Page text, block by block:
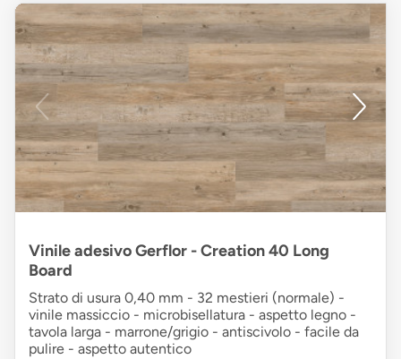
Vinile adesivo Gerflor - Creation 40 Long
Board
Strato di usura 0,40 mm - 32 mestieri (normale) -
vinile massiccio - microbisellatura - aspetto legno -
tavola larga - marrone/grigio - antiscivolo - facile da
pulire - aspetto autentico